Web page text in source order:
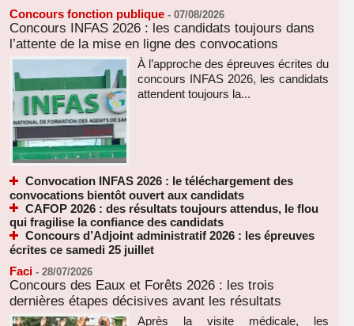
Concours fonction publique - 07/08/2026
Concours INFAS 2026 : les candidats toujours dans
l’attente de la mise en ligne des convocations
À l’approche des épreuves écrites du
concours INFAS 2026, les candidats
attendent toujours la...
Convocation INFAS 2026 : le téléchargement des
convocations bientôt ouvert aux candidats
CAFOP 2026 : des résultats toujours attendus, le flou
qui fragilise la confiance des candidats
Concours d’Adjoint administratif 2026 : les épreuves
écrites ce samedi 25 juillet
Faci - 28/07/2026
Concours des Eaux et Forêts 2026 : les trois
dernières étapes décisives avant les résultats
Après la visite médicale, les